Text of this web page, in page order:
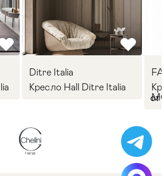
Ditre Italia
Кресло Hall Ditre Italia
от